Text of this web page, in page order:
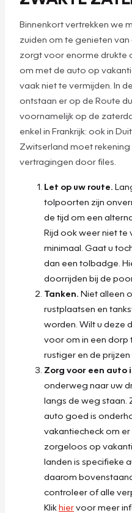
Binnenkort vertrekken we
zuiden om te genieten
zorgt voor enorme drukte
om met de auto op
vaak niet te vermijden. In
ontstaan er op de Route
voornamelijk op de
enkel in Frankrijk: ook in
Zwitserland moet
vertragingen door files.
Let op uw route.
tolpoorten zijn
de tijd om een
Rijd ook weer niet te
minimaal. Gaat u
dan een tolbadge.
doorrijden bij de
Tanken. Niet alleen
rustplaatsen en
worden. Wilt u deze
voor om in een dorp
rustiger en de
Zorg voor een auto
onderweg naar uw
langs de weg staan.
auto goed is
vakantiecheck om er
zorgeloos op
landen is specifieke
daarom
controleer of alle
Klikhiervoor meer